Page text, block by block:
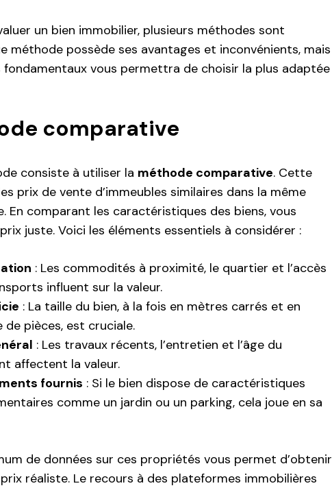
un bien immobilier, plusieurs méthodes sont
méthode possède ses avantages et inconvénients, mais
fondamentaux vous permettra de choisir la plus adaptée
comparative
consiste à utiliser la méthode comparative. Cette
prix de vente d’immeubles similaires dans la même
En comparant les caractéristiques des biens, vous
juste. Voici les éléments essentiels à considérer :
: Les commodités à proximité, le quartier et l’accès
influent sur la valeur.
: La taille du bien, à la fois en mètres carrés et en
de pièces, est cruciale.
: Les travaux récents, l’entretien et l’âge du
affectent la valeur.
fournis : Si le bien dispose de caractéristiques
comme un jardin ou un parking, cela joue en sa
de données sur ces propriétés vous permet d’obtenir
réaliste. Le recours à des plateformes immobilières